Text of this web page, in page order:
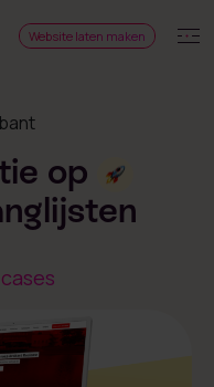
Website laten maken
op